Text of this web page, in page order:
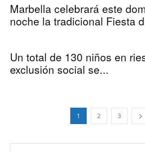
Marbella celebrará este
noche la tradicional Fiesta
Un total de 130 niños en
exclusión social se...
1 2 3